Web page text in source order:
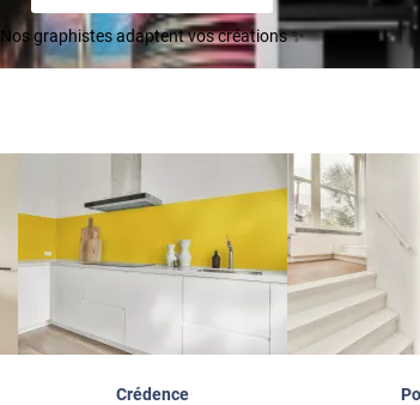
Nos graphistes adaptent vos créations ✨
Crédence